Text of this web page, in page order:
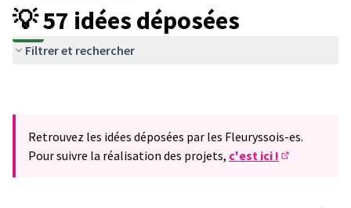
💡 57 idées déposées
Filtrer et rechercher
Retrouvez les idées déposées par les Fleuryssois-es.
Pour suivre la réalisation des projets, c'est ici !